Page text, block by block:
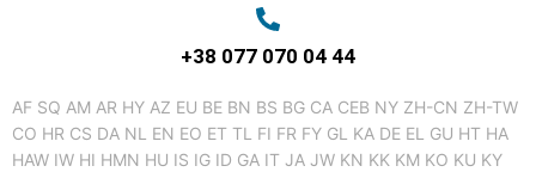
+38 077 070 04 44
AF SQ AM AR HY AZ EU BE BN BS BG CA CEB NY ZH-CN ZH-TW
CO HR CS DA NL EN EO ET TL FI FR FY GL KA DE EL GU HT HA
HAW IW HI HMN HU IS IG ID GA IT JA JW KN KK KM KO KU KY